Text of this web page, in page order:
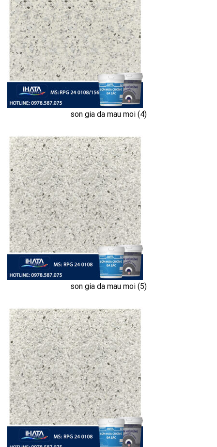
son gia da mau moi (4)
son gia da mau moi (5)